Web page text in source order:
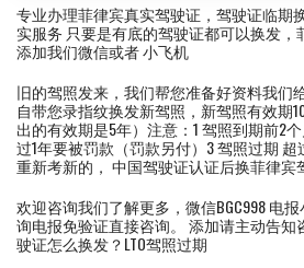
专业办理菲律宾真实驾驶证，驾驶证临期
实服务 只要是有底的驾驶证都可以换发
添加我们微信或者 小飞机
旧的驾照发来，我们帮您准备好资料️我们
自带您录指纹换发新驾照，新驾照有效期
出的有效期是5年）注意：1 驾照到期前2
过1年要被罚款（罚款另付）3 驾照过期
重新考新的， 中国驾驶证认证后换菲律宾
欢迎咨询我们了解更多，微信BGC998 电报
询电报免验证直接咨询。 添加请主动告知
驶证怎么换发？LTO驾照过期